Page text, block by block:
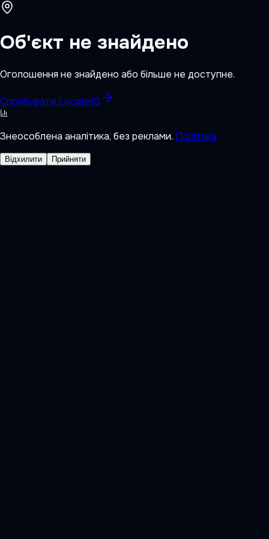
Об'єкт не знайдено
Оголошення не знайдено або більше не доступне.
Спробувати LocateIQ
Знеособлена аналітика, без реклами. Політика
Відхилити Прийняти